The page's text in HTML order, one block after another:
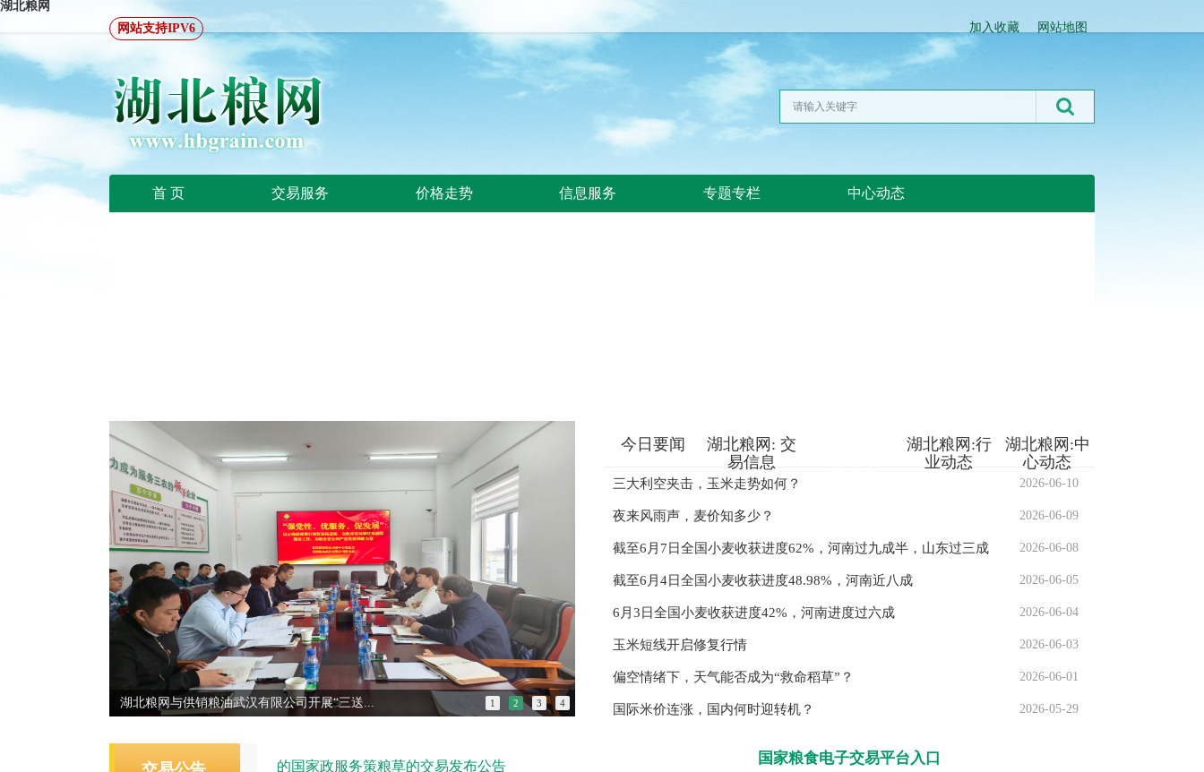
湖北粮网
网站支持IPV6
加入收藏 网站地图
首 页 交易服务 价格走势 信息服务 专题专栏 中心动态
湖北粮网与供销粮油武汉有限公司开展“三送... 强党性、优服务、促发展——湖北粮网与湖北...
1 2 3 4
今日要闻 湖北粮网: 交
易信息
湖北粮网:行
业动态
湖北粮网:中
心动态
三大利空夹击，玉米走势如何？ 2026-06-10
夜来风雨声，麦价知多少？ 2026-06-09
截至6月7日全国小麦收获进度62%，河南过九成半，山东过三成 2026-06-08
截至6月4日全国小麦收获进度48.98%，河南近八成 2026-06-05
6月3日全国小麦收获进度42%，河南进度过六成 2026-06-04
玉米短线开启修复行情 2026-06-03
偏空情绪下，天气能否成为“救命稻草”？ 2026-06-01
国际米价连涨，国内何时迎转机？ 2026-05-29
的国家政服务策粮草的交易发布公告 国家粮食电子交易平台入口